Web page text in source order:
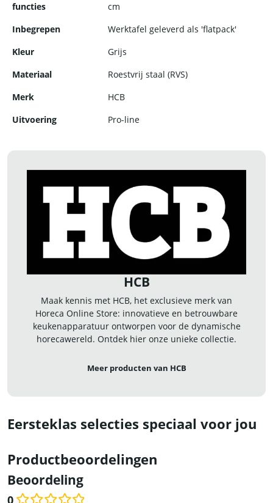
functies
cm
Inbegrepen
Werktafel geleverd als 'flatpack'
Kleur
Grijs
Materiaal
Roestvrij staal (RVS)
Merk
HCB
Uitvoering
Pro-line
HCB
Maak kennis met HCB, het exclusieve merk van
Horeca Online Store: innovatieve en betrouwbare
keukenapparatuur ontworpen voor de dynamische
horecawereld. Ontdek hier onze unieke collectie.
Meer producten van HCB
Eersteklas selecties speciaal voor jou
Productbeoordelingen
Beoordeling
0